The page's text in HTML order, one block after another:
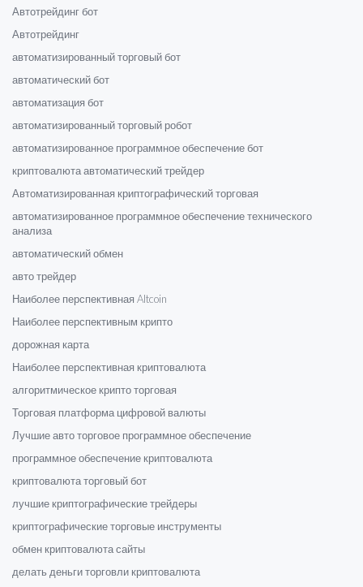
Автотрейдинг бот
Автотрейдинг
автоматизированный торговый бот
автоматический бот
автоматизация бот
автоматизированный торговый робот
автоматизированное программное обеспечение бот
криптовалюта автоматический трейдер
Автоматизированная криптографический торговая
автоматизированное программное обеспечение технического
анализа
автоматический обмен
авто трейдер
Наиболее перспективная Altcoin
Наиболее перспективным крипто
дорожная карта
Наиболее перспективная криптовалюта
алгоритмическое крипто торговая
Торговая платформа цифровой валюты
Лучшие авто торговое программное обеспечение
программное обеспечение криптовалюта
криптовалюта торговый бот
лучшие криптографические трейдеры
криптографические торговые инструменты
обмен криптовалюта сайты
делать деньги торговли криптовалюта